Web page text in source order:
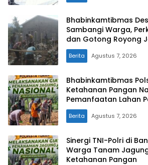
Bhabinkamtibmas
Sambangi Warga,
dan Gotong Royong
Berita Agustus 7, 2026
Bhabinkamtibmas
Ketahanan Pangan
Pemanfaatan Lahan
Berita Agustus 7, 2026
Sinergi TNI-Polri di
Warga Tanam
Ketahanan Pangan